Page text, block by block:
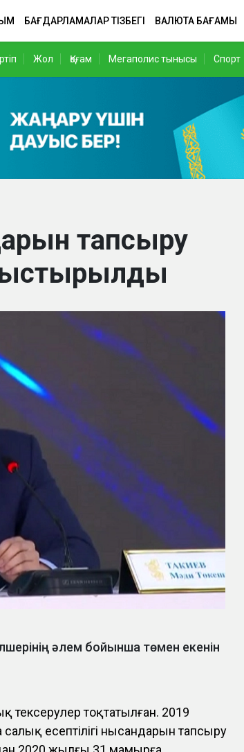
БАҒДАРЛАМАЛАР ТІЗБЕГІ ВАЛЮТА БАҒАМЫ
Жол Қоғам Мегаполис тынысы Спорт
тапсыру
әлем бойынша төмен екенін
тексерулер тоқтатылған. 2019
есептілігі нысандарын тапсыру